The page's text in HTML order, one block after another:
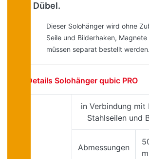
und Dübel.
Dieser Solohänger wird ohne
Seile und Bilderhaken,
müssen separat bestellt werden.
Details Solohänger qubic PRO
in Verbindung mit
Stahlseilen und
Abmessungen